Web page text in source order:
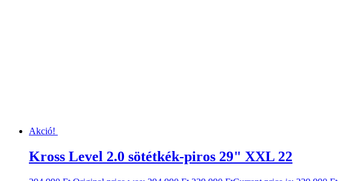
Akció!
Kross Level 2.0 sötétkék-piros 29" XXL 22